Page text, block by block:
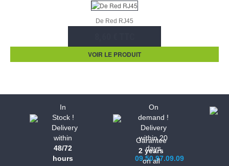
De Red RJ45
VOIR LE PRODUIT
In
Stock !
Delivery
within
48/72
hours
On
demand !
Delivery
within 20
days
09.50.97.09.09
Garantee
2 years
on all